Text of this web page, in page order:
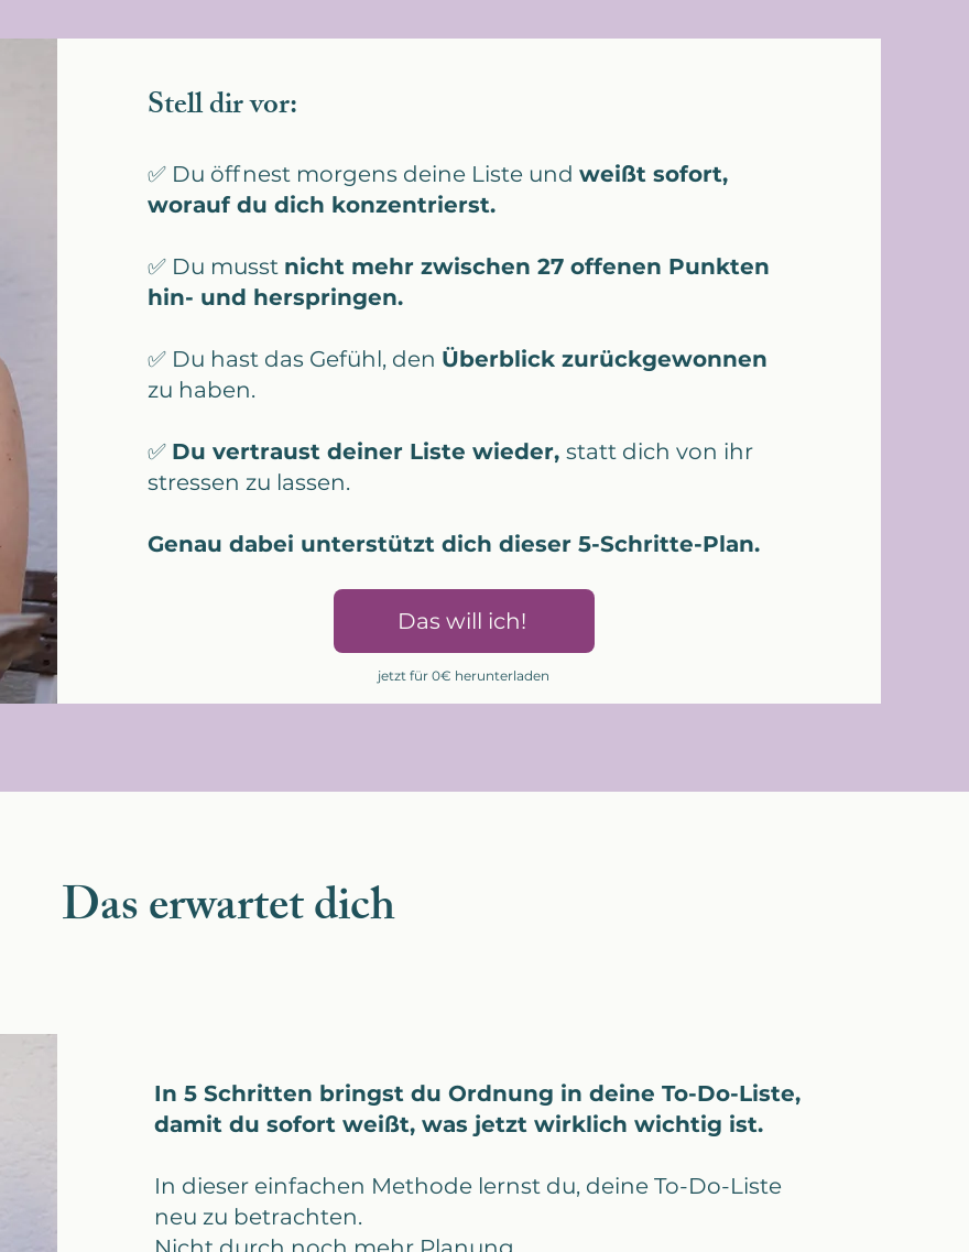
Stell dir vor:
✅ Du öffnest morgens deine Liste und weißt sofort,
worauf du dich konzentrierst.
✅ Du musst nicht mehr zwischen 27 offenen Punkten
hin- und herspringen.
✅ Du hast das Gefühl, den Überblick zurückgewonnen
zu haben.
​✅ Du vertraust deiner Liste wieder, statt dich von ihr
stressen zu lassen.
Genau dabei unterstützt dich dieser 5-Schritte-Plan.
Das will ich!
jetzt für 0€ herunterladen
Das erwartet dich
In 5 Schritten bringst du Ordnung in deine To-Do-Liste,
damit du sofort weißt, was jetzt wirklich wichtig ist.
In dieser einfachen Methode lernst du, deine To-Do-Liste
neu zu betrachten.